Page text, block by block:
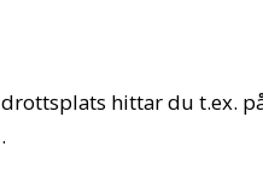
hittar du t.ex.